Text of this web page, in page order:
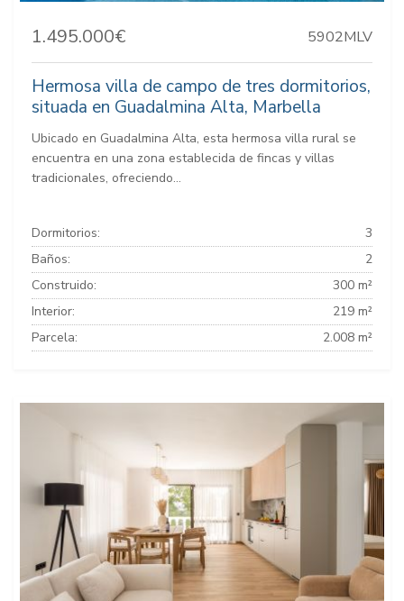
1.495.000€ 5902MLV
Hermosa villa de campo de tres dormitorios,
situada en Guadalmina Alta, Marbella
Ubicado en Guadalmina Alta, esta hermosa villa rural se
encuentra en una zona establecida de fincas y villas
tradicionales, ofreciendo...
Dormitorios:
3
Baños:
2
Construido:
300 m²
Interior:
219 m²
Parcela:
2.008 m²